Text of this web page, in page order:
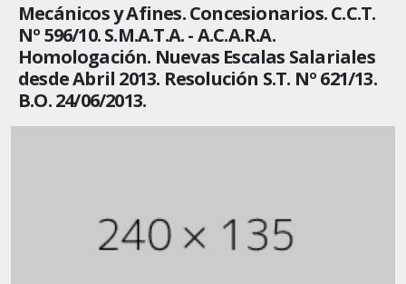
Mecánicos y Afines. Concesionarios. C.C.T.
Nº 596/10. S.M.A.T.A. - A.C.A.R.A.
Homologación. Nuevas Escalas Salariales
desde Abril 2013. Resolución S.T. Nº 621/13.
B.O. 24/06/2013.